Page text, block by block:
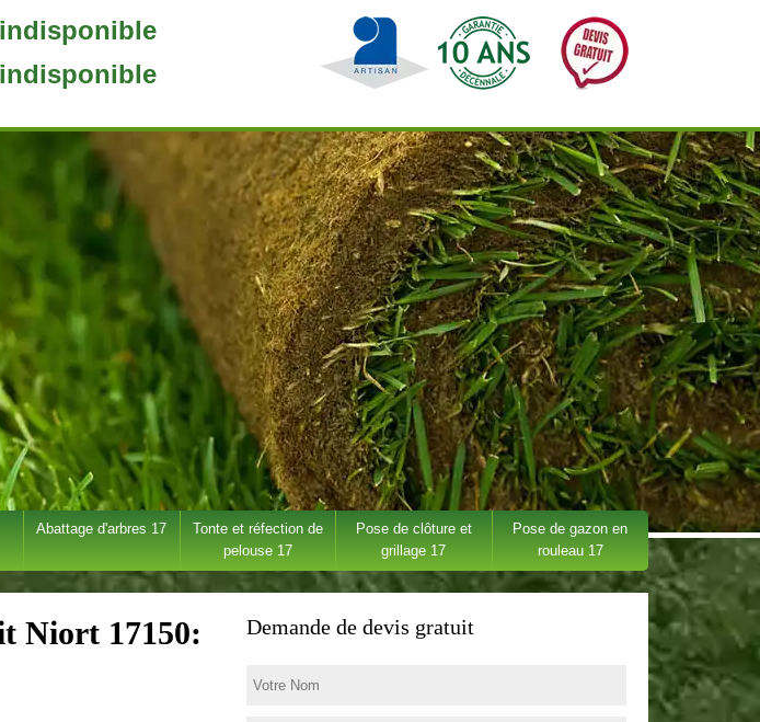
indisponible
indisponible
Abattage d'arbres 17
Tonte et réfection de
pelouse 17
Pose de clôture et
grillage 17
Pose de gazon en
rouleau 17
Niort 17150:
Demande de devis gratuit